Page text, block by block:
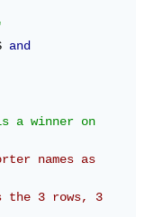
and
a winner on
names as
the 3 rows, 3